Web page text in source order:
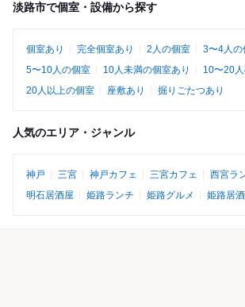
淡路市で個室・設備から探す
個室あり 完全個室あり 2人の個室
3〜4人の
5〜10人の個室
10人未満の個室あり
10〜20
20人以上の個室
座敷あり 掘りごたつあり
人気のエリア・ジャンル
神戸 三宮 神戸カフェ 三宮カフェ 西宮ラ
明石居酒屋
姫路ランチ 姫路グルメ 姫路居